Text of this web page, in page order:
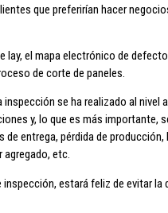
que preferirían hacer
el mapa electrónico de
de corte de paneles.
se ha realizado al nivel
y, lo que es más importante,
entrega, pérdida de producción,
etc.
estará feliz de evitar la